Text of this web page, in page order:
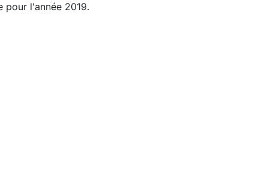
pour l'année 2019.